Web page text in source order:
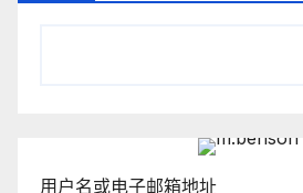
用户名或电子邮箱地址